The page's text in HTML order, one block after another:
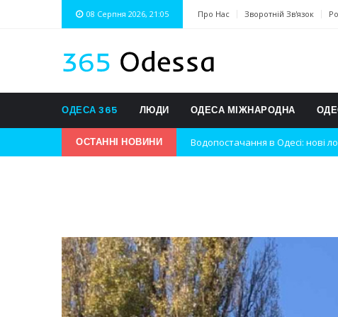
08 Серпня 2026, 21:05 Про Нас Зворотній Зв'язок
ОДЕСА 365 ЛЮДИ ОДЕСА МІЖНАРОДНА
ОСТАННІ НОВИНИ Нічна атака на Одесу: наслідки
Новини з Зимової школи
Інтеграція ветеранів в
Нічна атака на Одесу: наслідки